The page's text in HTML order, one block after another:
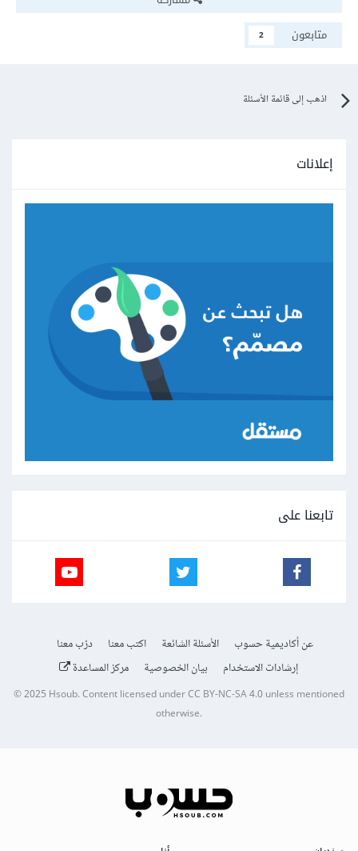
متابعون
2
اذهب إلى قائمة الأسئلة
إعلانات
تابعنا على
عن أكاديمية حسوب الأسئلة الشائعة اكتب معنا
درّب معنا
إرشادات الاستخدام
بيان الخصوصية مركز المساعدة
© 2025Hsoub.Content licensed underCC BY-NC-SA 4.0unless mentioned
otherwise.